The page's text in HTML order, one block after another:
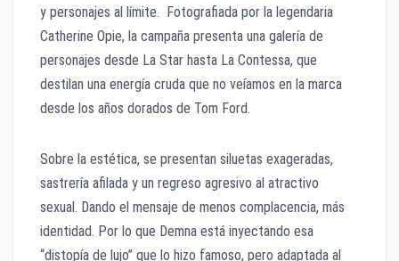
y personajes al límite. Fotografiada por la legendaria
Catherine Opie, la campaña presenta una galería de
personajes desde La Star hasta La Contessa, que
destilan una energía cruda que no veíamos en la marca
desde los años dorados de Tom Ford.
​Sobre la estética, se presentan siluetas exageradas,
sastrería afilada y un regreso agresivo al atractivo
sexual. Dando el mensaje de menos complacencia, más
identidad. Por lo que Demna está inyectando esa
“distopía de lujo” que lo hizo famoso, pero adaptada al